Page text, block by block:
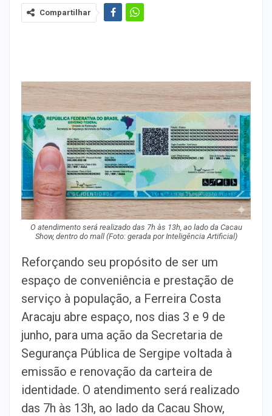
Compartilhar
O atendimento será realizado das 7h às 13h, ao lado da Cacau
Show, dentro do mall (Foto: gerada por Inteligência Artificial)
Reforçando seu propósito de ser um
espaço de conveniência e prestação de
serviço à população, a Ferreira Costa
Aracaju abre espaço, nos dias 3 e 9 de
junho, para uma ação da Secretaria de
Segurança Pública de Sergipe voltada à
emissão e renovação da carteira de
identidade. O atendimento será realizado
das 7h às 13h, ao lado da Cacau Show,